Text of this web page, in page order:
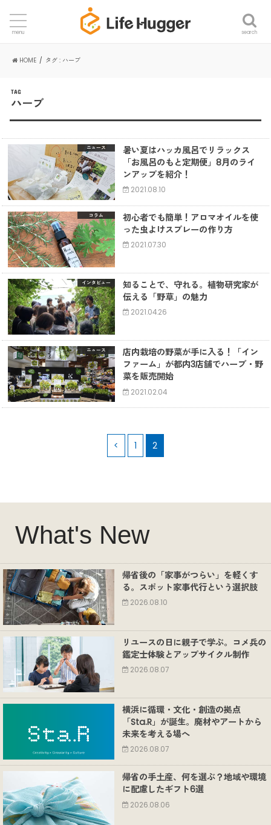
search
menu
HOME タグ : ハーブ
TAG
ハーブ
ニュース
暑い夏はハッカ風呂でリラックス
「お風呂のもと定期便」8月のライ
ンアップを紹介！
2021.08.10
コラム
初心者でも簡単！アロマオイルを使
った虫よけスプレーの作り方
2021.07.30
インタビュー
知ることで、守れる。植物研究家が
伝える「野草」の魅力
2021.04.26
ニュース
店内栽培の野菜が手に入る！「イン
ファーム」が都内3店舗でハーブ・野
菜を販売開始
2021.02.04
< 1 2
What's New
帰省後の「家事がつらい」を軽くす
る。スポット家事代行という選択肢
2026.08.10
リユースの日に親子で学ぶ。コメ兵の
鑑定士体験とアップサイクル制作
2026.08.07
横浜に循環・文化・創造の拠点
「Sta.R」が誕生。廃材やアートから
未来を考える場へ
2026.08.07
帰省の手土産、何を選ぶ？地域や環境
に配慮したギフト6選
2026.08.06